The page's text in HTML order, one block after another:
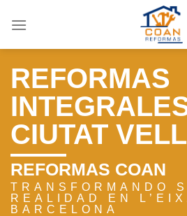
REFORMAS
CIUTAT
REFORMAS COAN
TRANSFORMANDO
REALIDAD EN
BARCELONA